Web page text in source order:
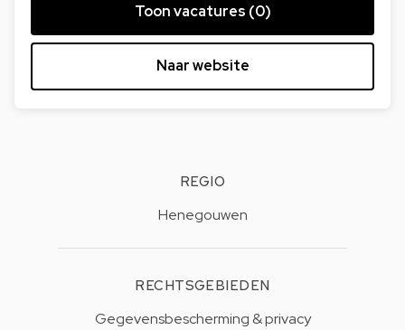
Toon vacatures (0)
Naar website
REGIO
Henegouwen
RECHTSGEBIEDEN
Gegevensbescherming & privacy